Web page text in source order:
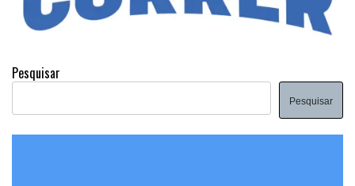
Pesquisar
Pesquisar